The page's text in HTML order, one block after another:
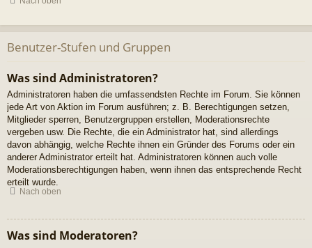
Benutzer-Stufen und Gruppen
Was sind Administratoren?
Administratoren haben die umfassendsten Rechte im Forum. Sie können
jede Art von Aktion im Forum ausführen; z. B. Berechtigungen setzen,
Mitglieder sperren, Benutzergruppen erstellen, Moderationsrechte
vergeben usw. Die Rechte, die ein Administrator hat, sind allerdings
davon abhängig, welche Rechte ihnen ein Gründer des Forums oder ein
anderer Administrator erteilt hat. Administratoren können auch volle
Moderationsberechtigungen haben, wenn ihnen das entsprechende Recht
erteilt wurde.
Nach oben
Was sind Moderatoren?